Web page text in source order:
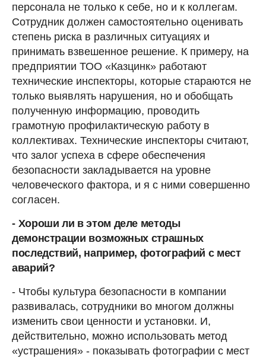
персонала не только к себе, но и к коллегам.
Сотрудник должен самостоятельно оценивать
степень риска в различных ситуациях и
принимать взвешенное решение. К примеру, на
предприятии ТОО «Казцинк» работают
технические инспекторы, которые стараются не
только выявлять нарушения, но и обобщать
полученную информацию, проводить
грамотную профилактическую работу в
коллективах. Технические инспекторы считают,
что залог успеха в сфере обеспечения
безопасности закладывается на уровне
человеческого фактора, и я с ними совершенно
согласен.
- Хороши ли в этом деле методы
демонстрации возможных страшных
последствий, например, фотографий с мест
аварий?
- Чтобы культура безопасности в компании
развивалась, сотрудники во многом должны
изменить свои ценности и установки. И,
действительно, можно использовать метод
«устрашения» - показывать фотографии с мест